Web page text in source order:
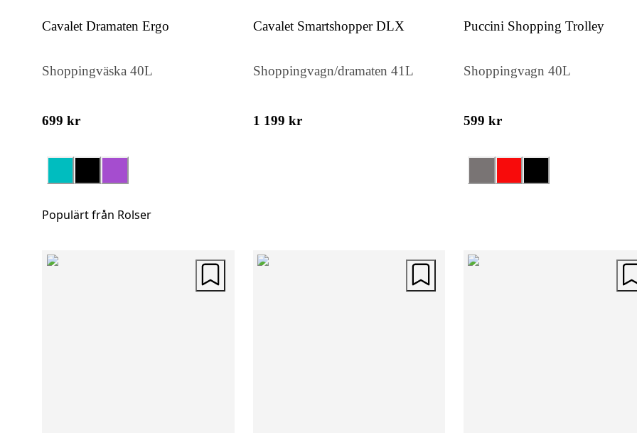
Cavalet Dramaten Ergo
Shoppingväska 40L
699 kr
Cavalet Smartshopper DLX
Shoppingvagn/dramaten 41L
1 199 kr
Puccini Shopping Trolley
Shoppingvagn 40L
599 kr
Populärt från Rolser